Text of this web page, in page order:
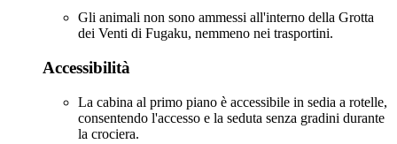
Gli animali non sono ammessi all'interno della Grotta
dei Venti di Fugaku, nemmeno nei trasportini.
Accessibilità
La cabina al primo piano è accessibile in sedia a rotelle,
consentendo l'accesso e la seduta senza gradini durante
la crociera.